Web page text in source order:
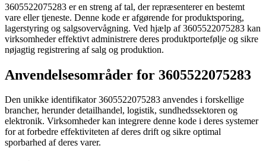
3605522075283 er en streng af tal, der repræsenterer en bestemt
vare eller tjeneste. Denne kode er afgørende for produktsporing,
lagerstyring og salgsovervågning. Ved hjælp af 3605522075283 kan
virksomheder effektivt administrere deres produktportefølje og sikre
nøjagtig registrering af salg og produktion.
Anvendelsesområder for 3605522075283
Den unikke identifikator 3605522075283 anvendes i forskellige
brancher, herunder detailhandel, logistik, sundhedssektoren og
elektronik. Virksomheder kan integrere denne kode i deres systemer
for at forbedre effektiviteten af deres drift og sikre optimal
sporbarhed af deres varer.